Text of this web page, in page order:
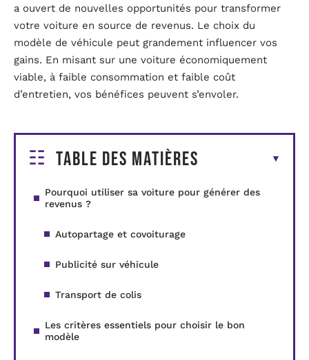
a ouvert de nouvelles opportunités pour transformer
votre voiture en source de revenus. Le choix du
modèle de véhicule peut grandement influencer vos
gains. En misant sur une voiture économiquement
viable, à faible consommation et faible coût
d’entretien, vos bénéfices peuvent s’envoler.
Table des matières
Pourquoi utiliser sa voiture pour générer des
revenus ?
Autopartage et covoiturage
Publicité sur véhicule
Transport de colis
Les critères essentiels pour choisir le bon
modèle